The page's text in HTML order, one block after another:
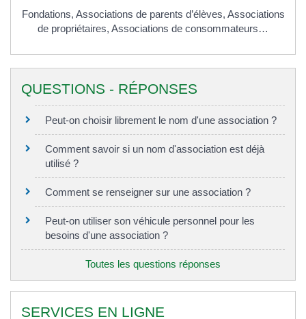
Fondations, Associations de parents d’élèves, Associations
de propriétaires, Associations de consommateurs…
QUESTIONS - RÉPONSES
Peut-on choisir librement le nom d'une association ?
Comment savoir si un nom d'association est déjà
utilisé ?
Comment se renseigner sur une association ?
Peut-on utiliser son véhicule personnel pour les
besoins d'une association ?
Toutes les questions réponses
SERVICES EN LIGNE